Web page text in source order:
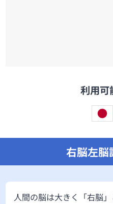
利用可
右脳左脳
人間の脳は大きく「右脳